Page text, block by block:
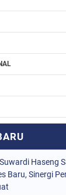
Haseng
Baru, Sinergi